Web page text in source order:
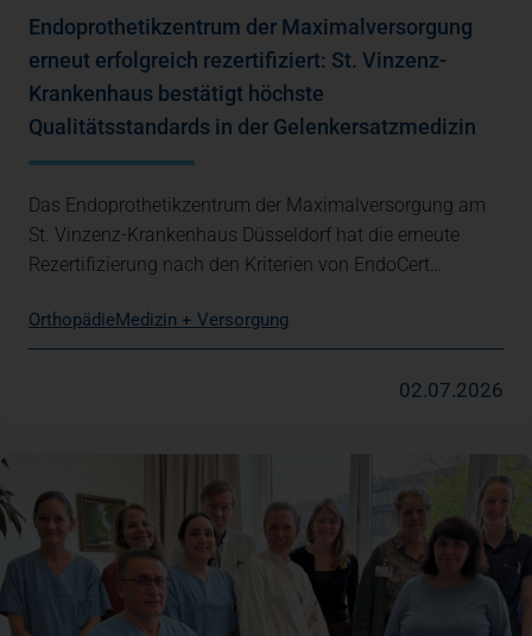
Endoprothetikzentrum der Maximalversorgung
erneut erfolgreich rezertifiziert: St. Vinzenz-
Krankenhaus bestätigt höchste
Qualitätsstandards in der Gelenkersatzmedizin
Das Endoprothetikzentrum der Maximalversorgung am
St. Vinzenz-Krankenhaus Düsseldorf hat die erneute
Rezertifizierung nach den Kriterien von EndoCert…
Orthopädie Medizin + Versorgung
02.07.2026